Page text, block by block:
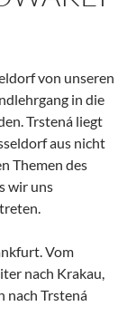
von unseren
in die
Trstená liegt
aus nicht
Themen des
wir uns
Vom
nach Krakau,
nach Trstená